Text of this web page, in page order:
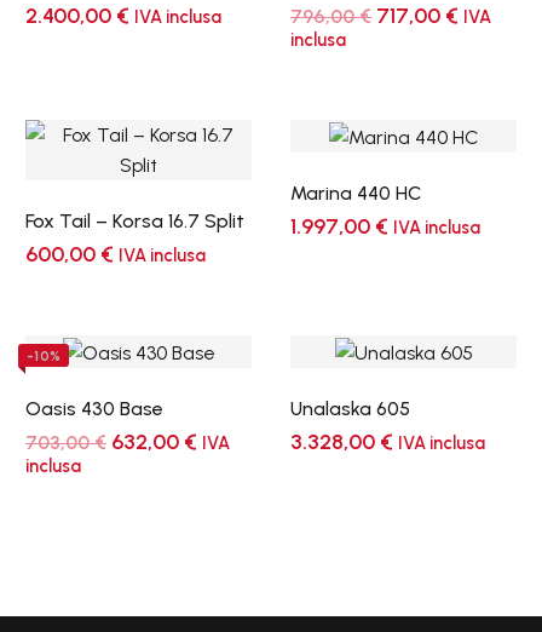
2.400,00 € IVA inclusa
796,00€ Il
717,00 € IlIVA
inclusa
Fox Tail – Korsa 16.7 Split
600,00 € IVA inclusa
Marina 440 HC
1.997,00 € IVA inclusa
-10%
Oasis 430 Base
703,00€ Il
632,00 € IlIVA
inclusa
Unalaska 605
3.328,00 € IVA inclusa